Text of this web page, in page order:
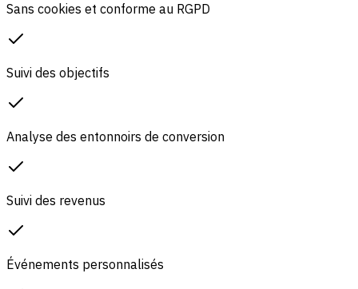
Sans cookies et conforme au RGPD
Suivi des objectifs
Analyse des entonnoirs de conversion
Suivi des revenus
Événements personnalisés